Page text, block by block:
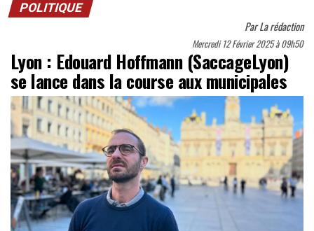
POLITIQUE
ParLa rédaction
Mercredi 12 Février 2025 à 09h50
Lyon : Edouard Hoffmann (SaccageLyon)
se lance dans la course aux municipales